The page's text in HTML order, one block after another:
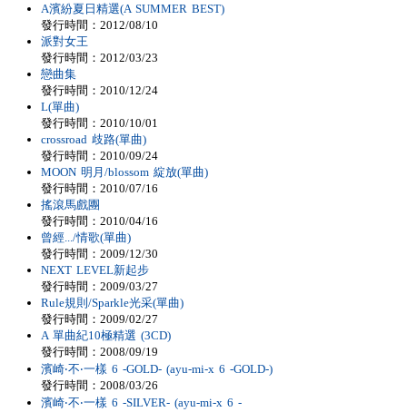
A濱紛夏日精選(A SUMMER BEST)
發行時間：2012/08/10
派對女王
發行時間：2012/03/23
戀曲集
發行時間：2010/12/24
L(單曲)
發行時間：2010/10/01
crossroad 歧路(單曲)
發行時間：2010/09/24
MOON 明月/blossom 綻放(單曲)
發行時間：2010/07/16
搖滾馬戲團
發行時間：2010/04/16
曾經.../情歌(單曲)
發行時間：2009/12/30
NEXT LEVEL新起步
發行時間：2009/03/27
Rule規則/Sparkle光采(單曲)
發行時間：2009/02/27
A 單曲紀10極精選 (3CD)
發行時間：2008/09/19
濱崎‧不‧一樣 6 -GOLD- (ayu-mi-x 6 -GOLD-)
發行時間：2008/03/26
濱崎‧不‧一樣 6 -SILVER- (ayu-mi-x 6 -